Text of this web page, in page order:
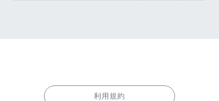
利用規約